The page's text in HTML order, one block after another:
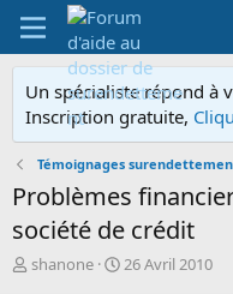
Un spécialiste répond à
Inscription gratuite,
Témoignages
Problèmes
société de crédit
A
shanone
D
26 Avril 2010